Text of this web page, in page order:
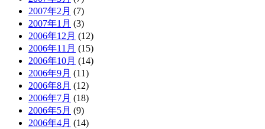
2007年2月 (7)
2007年1月 (3)
2006年12月 (12)
2006年11月 (15)
2006年10月 (14)
2006年9月 (11)
2006年8月 (12)
2006年7月 (18)
2006年5月 (9)
2006年4月 (14)